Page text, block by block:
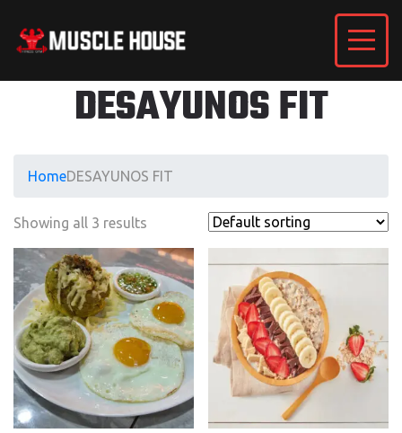
DESAYUNOS FIT
HomeDESAYUNOS FIT
Showing all 3 results